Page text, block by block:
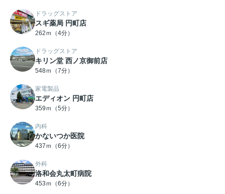
ドラッグストア
スギ薬局 円町店
262ｍ（4分）
ドラッグストア
キリン堂 西ノ京御前店
548ｍ（7分）
家電製品
エディオン 円町店
359ｍ（5分）
内科
かないつか医院
437ｍ（6分）
外科
洛和会丸太町病院
453ｍ（6分）